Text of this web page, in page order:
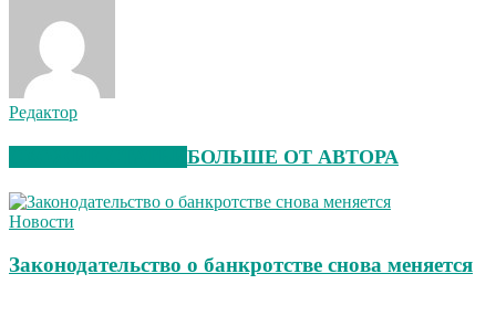
Редактор
БОЛЬШЕ ОТ АВТОРА
Новости
Законодательство о банкротстве снова меняется